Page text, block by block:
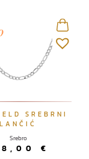
SREBRNI
LANČIĆ
Srebro
€